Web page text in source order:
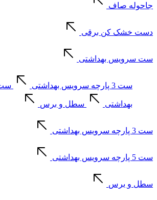
جاحوله صاف
دست خشک کن برقی
ست سرویس بهداشتی
ست 3 پارچه سرویس بهداشتی
بهداشتی سطل و برس
ست 3 پارچه سرویس بهداشتی
ست 5 پارچه سرویس بهداشتی
سطل و برس